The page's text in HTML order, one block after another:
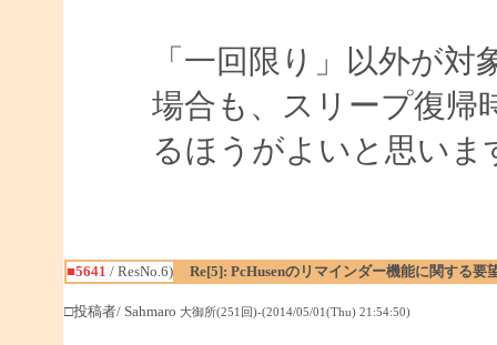
「一回限り」以外が
場合も、スリープ復帰
るほうがよいと思いま
■5641 / ResNo.6) Re[5]: PcHusenのリマインダー機能に関する要
□投稿者/ Sahmaro 大御所(251回)-(2014/05/01(Thu) 21:54:50)